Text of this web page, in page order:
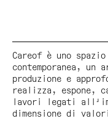
Careof è uno
contemporanea,
produzione e
realizza, espone,
lavori legati
dimensione di